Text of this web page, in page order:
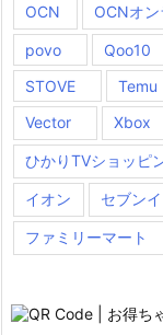
OCN
OCNオ
povo Qoo10
STOVE
Temu
Vector
Xbox
ひかりTVショッピ
イオン セブン
ファミリーマート